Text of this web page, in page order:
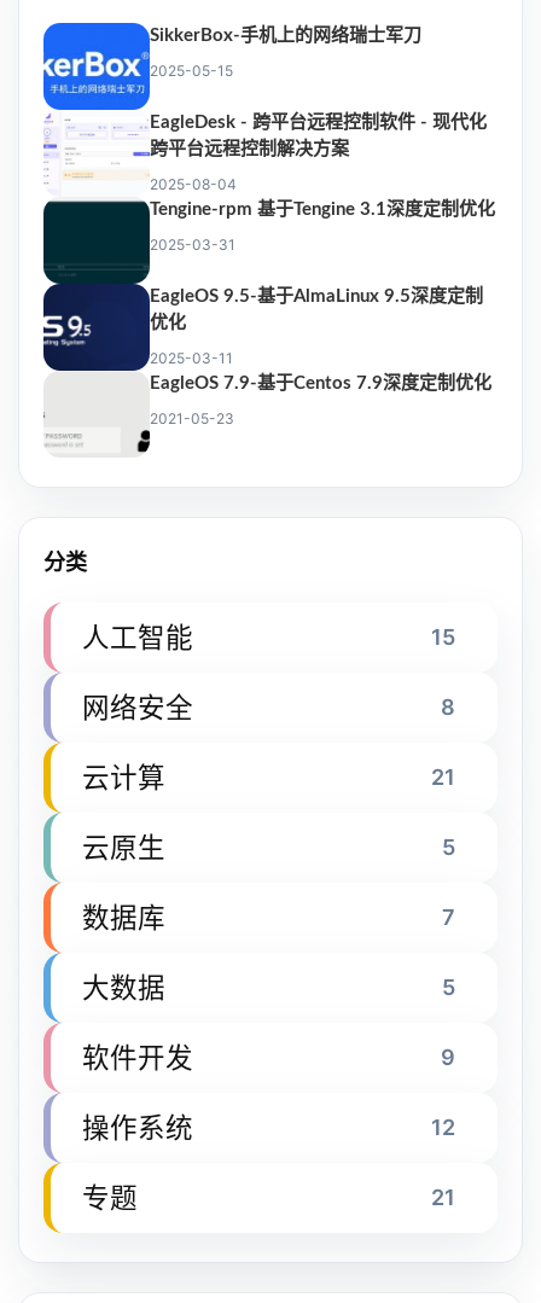
SikkerBox-手机上的网络瑞士军刀
2025-05-15
EagleDesk - 跨平台远程控制软件 - 现代化
跨平台远程控制解决方案
2025-08-04
Tengine-rpm 基于Tengine 3.1深度定制优化
2025-03-31
EagleOS 9.5-基于AlmaLinux 9.5深度定制
优化
2025-03-11
EagleOS 7.9-基于Centos 7.9深度定制优化
2021-05-23
分类
人工智能 15
网络安全 8
云计算 21
云原生 5
数据库 7
大数据 5
软件开发 9
操作系统 12
专题 21